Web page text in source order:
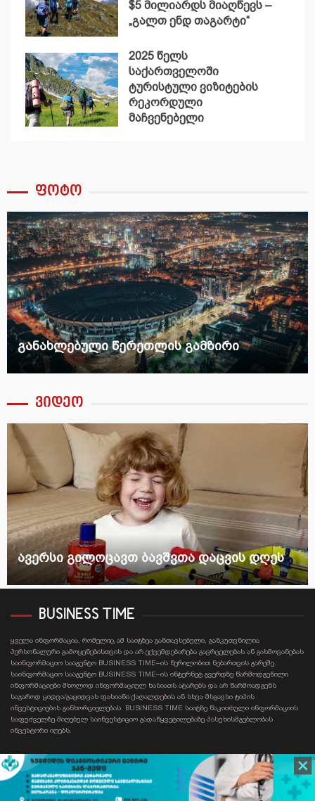
$5 მილიარდს მიაღწევს –
„გალთ ენდ თაგარტი“
2025 წელს
საქართველოში
ტურისტული ვიზიტების
რეკორდული
მაჩვენებელი
ფოტო
განახლებული წერეთლის გამზირი
ვიდეო
ავერსი გილოცავთ ბავშვთა დაცვის დღეს
BUSINESS TIME
ყველა ინფორმაცია, რომელიც ამ საიტზეა განთავსებული, განკუთვნილია
პერსონალური გამოყენებისთვის და არ ექვემდებარება გავრცელებას ან გახმოვანებას
საინფორმაციო სააგენტო BUSINESS TIME–ის წერილობით ნებართვის გარეშე.
საინფორმაციო სააგენტო BUSINESS TIME–ის ინტერნეტ გვერდზე წარმოდგენილი
ინფორმაციები მხოლოდ ინფორმაციულ ხასიათს ატარებს და არ წარმოადგენს
საჯაროდ ყიდვა/გაყიდვას ფასიანი ქაღალდების ან სხვა მსგავსი ტიპის
ინვესტიციების განხორციელებას. BUSINESS TIME საიტზე წაკითხული ინფორმაციის
საფუძველზე მიღებულ საინვესტიციო გადაწყვეტილებაზე პასუხისმგებლობას
ინვესტორი იღებს.
Contact email: businesstime.ge@gmail.com